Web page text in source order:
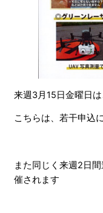
来週3月15日金曜日
こちらは、若干申込
また同じく来週2日
催されます